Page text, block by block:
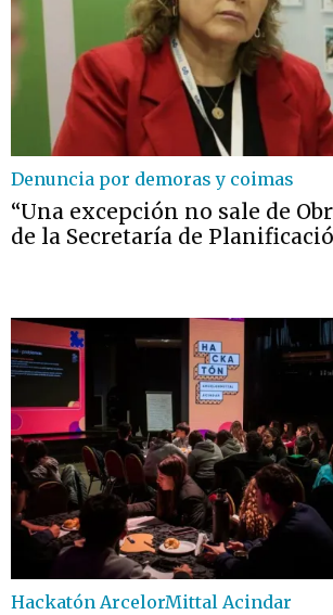
Denuncia por demoras y coimas
“Una excepción no sale de
de la Secretaría de
Hackatón ArcelorMittal Acindar